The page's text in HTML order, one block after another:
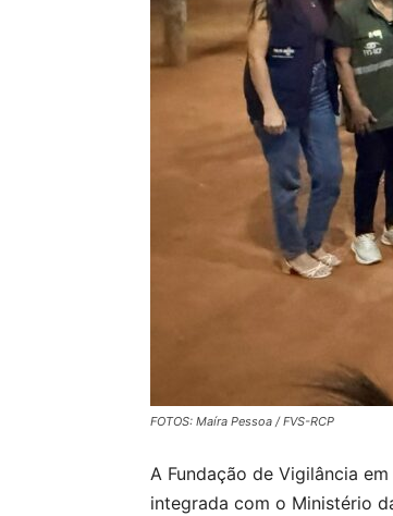
FOTOS: Maíra Pessoa / FVS-RCP
A Fundação de Vigilância
integrada com o Ministério